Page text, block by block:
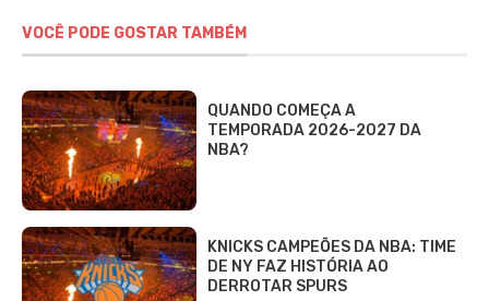
VOCÊ PODE GOSTAR TAMBÉM
QUANDO COMEÇA A
TEMPORADA 2026-2027 DA
NBA?
KNICKS CAMPEÕES DA NBA: TIME
DE NY FAZ HISTÓRIA AO
DERROTAR SPURS